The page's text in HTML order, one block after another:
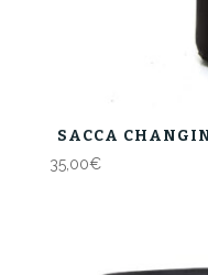
SACCA
35,00€